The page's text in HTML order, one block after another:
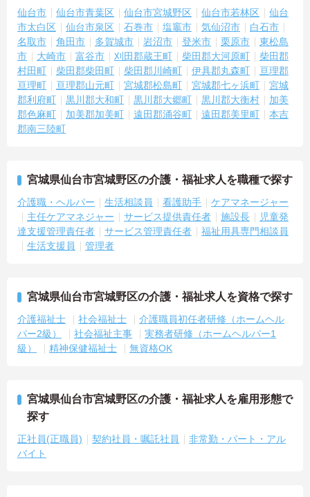
仙台市 仙台市青葉区 仙台市宮城野区 仙台市若林区
仙台
市太白区
仙台市泉区 石巻市 塩竈市 気仙沼市
白石市
名取市
角田市 多賀城市 岩沼市 登米市 栗原市
東松島
市
大崎市 富谷市 刈田郡蔵王町 柴田郡大河原町
柴田郡
村田町
柴田郡柴田町 柴田郡川崎町 伊具郡丸森町
亘理郡
亘理町
亘理郡山元町 宮城郡松島町 宮城郡七ヶ浜町
宮城
郡利府町
黒川郡大和町 黒川郡大郷町 黒川郡大衡村
加美
郡色麻町
加美郡加美町 遠田郡涌谷町 遠田郡美里町
本吉
郡南三陸町
宮城県仙台市宮城野区の介護・福祉求人を職種で探す
介護職・ヘルパー 生活相談員 看護助手
ケアマネージャー
主任ケアマネジャー
サービス提供責任者 施設長
児童発
達支援管理責任者
サービス管理責任者
福祉用具専門相談員
生活支援員
管理者
宮城県仙台市宮城野区の介護・福祉求人を資格で探す
介護福祉士 社会福祉士
介護職員初任者研修（ホームヘル
パー2級）
社会福祉主事
実務者研修（ホームヘルパー1
級）
精神保健福祉士 無資格OK
宮城県仙台市宮城野区の介護・福祉求人を雇用形態で
探す
正社員(正職員) 契約社員・嘱託社員
非常勤・パート・アル
バイト